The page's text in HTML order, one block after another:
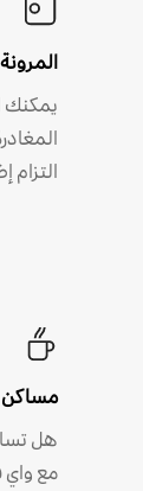
يمكنك
مساكن
هل
مع